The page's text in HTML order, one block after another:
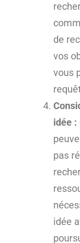
de
vos
vous
idée :
pas
idée